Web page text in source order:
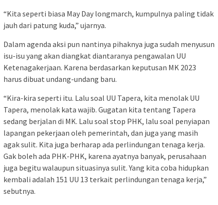
“Kita seperti biasa May Day longmarch, kumpulnya paling tidak
jauh dari patung kuda,” ujarnya.
Dalam agenda aksi pun nantinya pihaknya juga sudah menyusun
isu-isu yang akan diangkat diantaranya pengawalan UU
Ketenagakerjaan. Karena berdasarkan keputusan MK 2023
harus dibuat undang-undang baru.
“Kira-kira seperti itu. Lalu soal UU Tapera, kita menolak UU
Tapera, menolak kata wajib. Gugatan kita tentang Tapera
sedang berjalan di MK. Lalu soal stop PHK, lalu soal penyiapan
lapangan pekerjaan oleh pemerintah, dan juga yang masih
agak sulit. Kita juga berharap ada perlindungan tenaga kerja.
Gak boleh ada PHK-PHK, karena ayatnya banyak, perusahaan
juga begitu walaupun situasinya sulit. Yang kita coba hidupkan
kembali adalah 151 UU 13 terkait perlindungan tenaga kerja,”
sebutnya.